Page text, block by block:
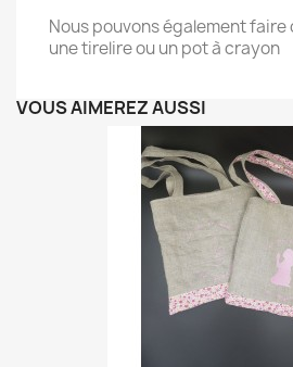
Nous pouvons également faire
une tirelire ou un pot à crayon
VOUS AIMEREZ AUSSI